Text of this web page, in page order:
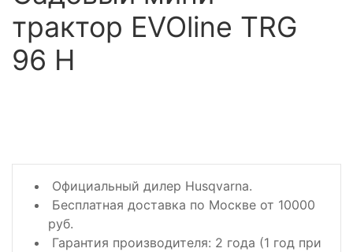
трактор EVOline TRG
96 H
Официальный дилер Husqvarna.
Бесплатная доставка по Москве от 10000
руб.
Гарантия производителя: 2 года (1 год при